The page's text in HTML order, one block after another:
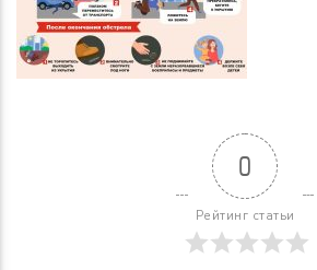
0
Рейтинг статьи